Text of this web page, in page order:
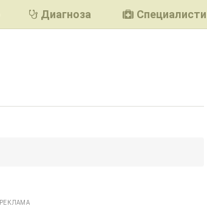
Диагноза Специалисти
РЕКЛАМА